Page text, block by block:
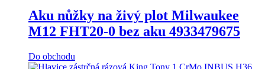
Aku nůžky na živý plot Milwaukee
M12 FHT20-0 bez aku 4933479675
Do obchodu